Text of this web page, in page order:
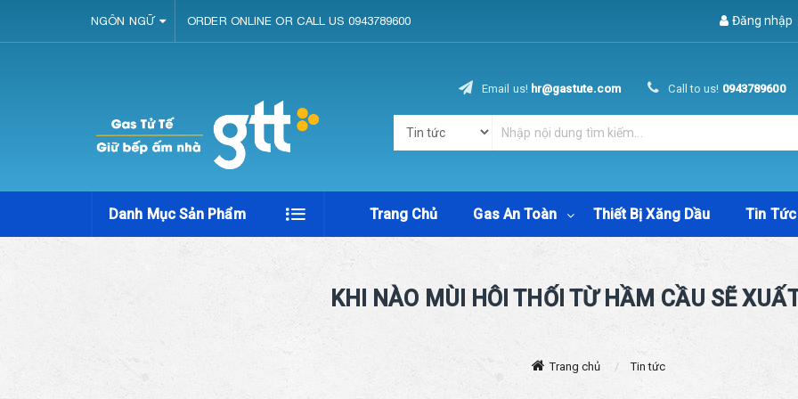
NGÔN NGỮ ORDER ONLINE OR CALL US 0943789600 Đăng nhập
Email us! hr@gastute.com Call to us! 0943789600
Danh Mục Sản Phẩm Trang Chủ Gas An Toàn Thiết Bị Xăng Dầu Tin Tức
KHI NÀO MÙI HÔI THỐI TỪ HẦM CẦU SẼ
Trang chủ Tin tức